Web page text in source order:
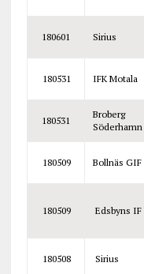
180601 Sirius
180531 IFK Motala
180531
Broberg
Söderhamn
180509 Bollnäs GIF
180509 Edsbyns IF
180508 Sirius